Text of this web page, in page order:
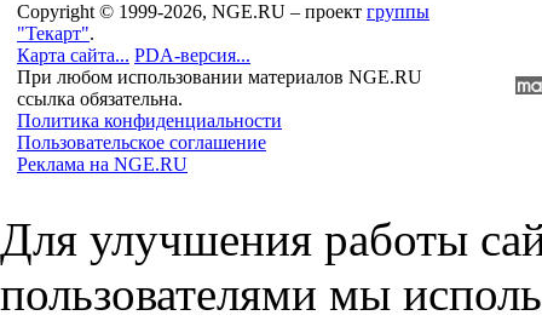
Copyright © 1999-2026, NGE.RU – проект группы
"Текарт".
Карта сайта... PDA-версия...
При любом использовании материалов NGE.RU
ссылка обязательна.
Политика конфиденциальности
Пользовательское соглашение
Реклама на NGE.RU
Для улучшения работы
пользователями мы